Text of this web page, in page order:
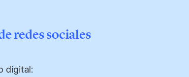
redes sociales
digital: